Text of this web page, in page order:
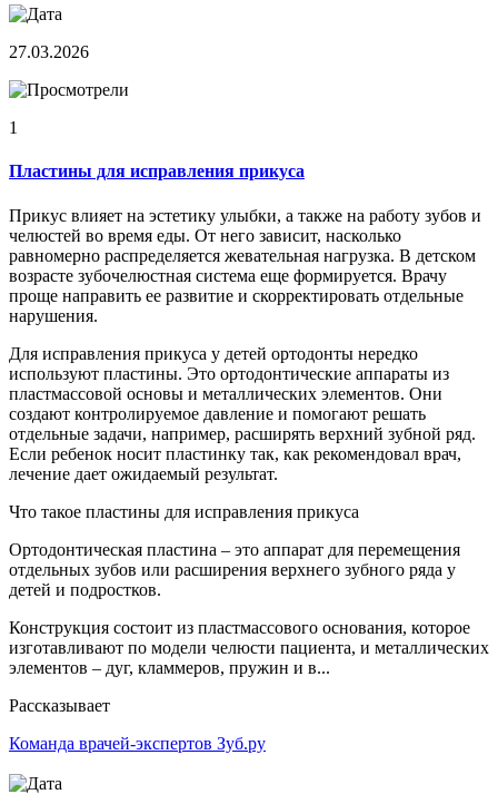
27.03.2026
1
Пластины для исправления прикуса
Прикус влияет на эстетику улыбки, а также на работу зубов и
челюстей во время еды. От него зависит, насколько
равномерно распределяется жевательная нагрузка. В детском
возрасте зубочелюстная система еще формируется. Врачу
проще направить ее развитие и скорректировать отдельные
нарушения.
Для исправления прикуса у детей ортодонты нередко
используют пластины. Это ортодонтические аппараты из
пластмассовой основы и металлических элементов. Они
создают контролируемое давление и помогают решать
отдельные задачи, например, расширять верхний зубной ряд.
Если ребенок носит пластинку так, как рекомендовал врач,
лечение дает ожидаемый результат.
Что такое пластины для исправления прикуса
Ортодонтическая пластина – это аппарат для перемещения
отдельных зубов или расширения верхнего зубного ряда у
детей и подростков.
Конструкция состоит из пластмассового основания, которое
изготавливают по модели челюсти пациента, и металлических
элементов – дуг, кламмеров, пружин и в...
Рассказывает
Команда врачей-экспертов Зуб.ру